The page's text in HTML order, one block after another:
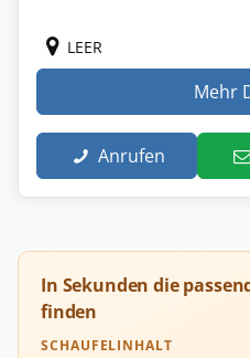
LEER
Mehr
Anrufen
In Sekunden die
finden
SCHAUFELINHALT